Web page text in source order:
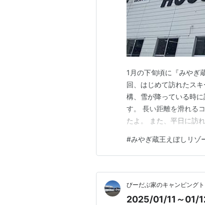
1月の下旬頃に『みやぎ
回、はじめて訪れたス
構、雪が降っている時
す。 長い距離を滑れる
たよ。 また、平日に訪
でしょうか。 今回は、
際に訪れた雰囲気を写
#みやぎ蔵王えぼしリゾ
びーだぶ家のキャンピング
2025/01/11～01/